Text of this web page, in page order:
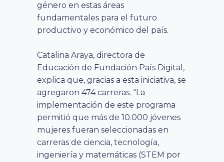
género en estas áreas
fundamentales para el futuro
productivo y económico del país.
Catalina Araya, directora de
Educación de Fundación País Digital,
explica que, gracias a esta iniciativa, se
agregaron 474 carreras. “La
implementación de este programa
permitió que más de 10.000 jóvenes
mujeres fueran seleccionadas en
carreras de ciencia, tecnología,
ingeniería y matemáticas (STEM por